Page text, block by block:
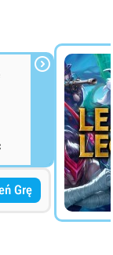

Grę